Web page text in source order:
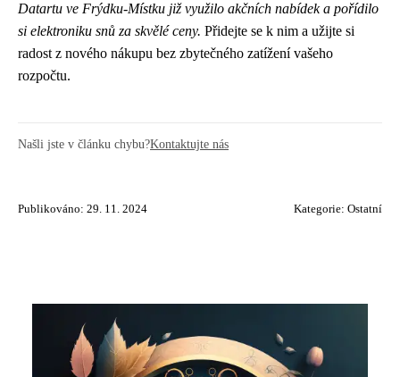
Datartu ve Frýdku-Místku již využilo akčních nabídek a pořídilo
si elektroniku snů za skvělé ceny. Přidejte se k nim a užijte si
radost z nového nákupu bez zbytečného zatížení vašeho
rozpočtu.
Našli jste v článku chybu?Kontaktujte nás
Publikováno: 29. 11. 2024 Kategorie: Ostatní